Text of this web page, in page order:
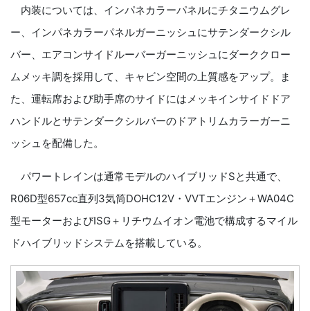
内装については、インパネカラーパネルにチタニウムグレ
ー、インパネカラーパネルガーニッシュにサテンダークシル
バー、エアコンサイドルーバーガーニッシュにダーククロー
ムメッキ調を採用して、キャビン空間の上質感をアップ。ま
た、運転席および助手席のサイドにはメッキインサイドドア
ハンドルとサテンダークシルバーのドアトリムカラーガーニ
ッシュを配備した。
パワートレインは通常モデルのハイブリッドSと共通で、
R06D型657cc直列3気筒DOHC12V・VVTエンジン＋WA04C
型モーターおよびISG＋リチウムイオン電池で構成するマイル
ドハイブリッドシステムを搭載している。